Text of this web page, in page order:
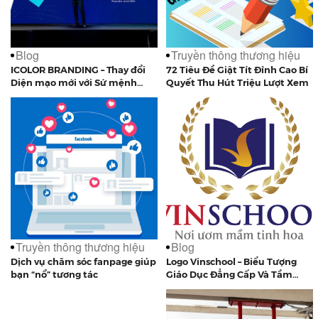
Blog
ICOLOR BRANDING – Thay đổi
Diện mạo mới với Sứ mệnh
mới!
Truyền thông thương hiệu
72 Tiêu Đề Giật Tít Đỉnh Cao Bí
Quyết Thu Hút Triệu Lượt Xem
Truyền thông thương hiệu
Dịch vụ chăm sóc fanpage giúp
bạn “nổ” tương tác
Blog
Logo Vinschool – Biểu Tượng
Giáo Dục Đẳng Cấp Và Tầm
Nhìn Dài Hạn